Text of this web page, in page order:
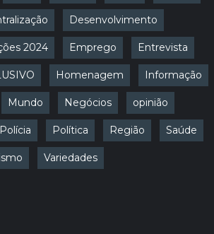
Desenvolvimento
2024 Emprego Entrevista
Homenagem Informação
Mundo Negócios opinião
Polícia Política Região Saúde
Variedades